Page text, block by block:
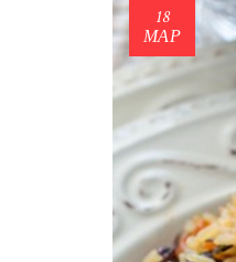
18
ΜΑΡ